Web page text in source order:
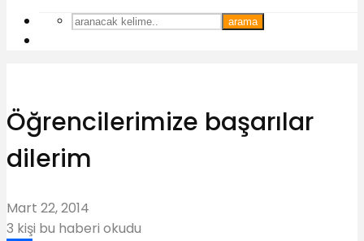
arama
Öğrencilerimize başarılar
dilerim
Mart 22, 2014
3 kişi bu haberi okudu